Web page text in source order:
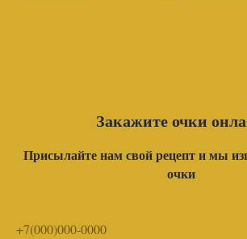
Закажите очки
Присылайте нам свой рецепт и мы
очки
+7(000)000-0000